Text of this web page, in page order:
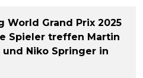
World Grand Prix 2025
Spieler treffen Martin
Niko Springer in